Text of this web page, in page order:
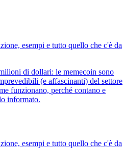
esempi e tutto quello che c'è da
di dollari: le memecoin sono
(e affascinanti) del settore
funzionano, perché contano e
informato.
esempi e tutto quello che c'è da